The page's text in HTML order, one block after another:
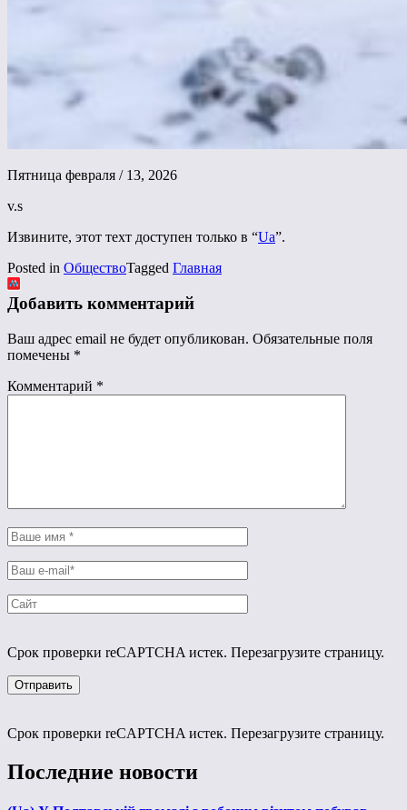
Пятница февраля / 13, 2026
v.s
Извините, этот техт доступен только в “Ua”.
Posted in ОбществоTagged Главная
Добавить комментарий
Ваш адрес email не будет опубликован. Обязательные поля
помечены *
Комментарий *
Срок проверки reCAPTCHA истек. Перезагрузите страницу.
Срок проверки reCAPTCHA истек. Перезагрузите страницу.
Последние новости